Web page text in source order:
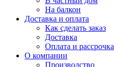
На балкон
Доставка и оплата
Как сделать заказ
Доставка
Оплата и рассрочка
О компании
Производство